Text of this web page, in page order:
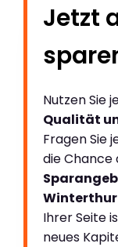
Jetzt
Nutzen Sie
Qualität
Fragen Sie
die Chance
Ihrer Seite
neues